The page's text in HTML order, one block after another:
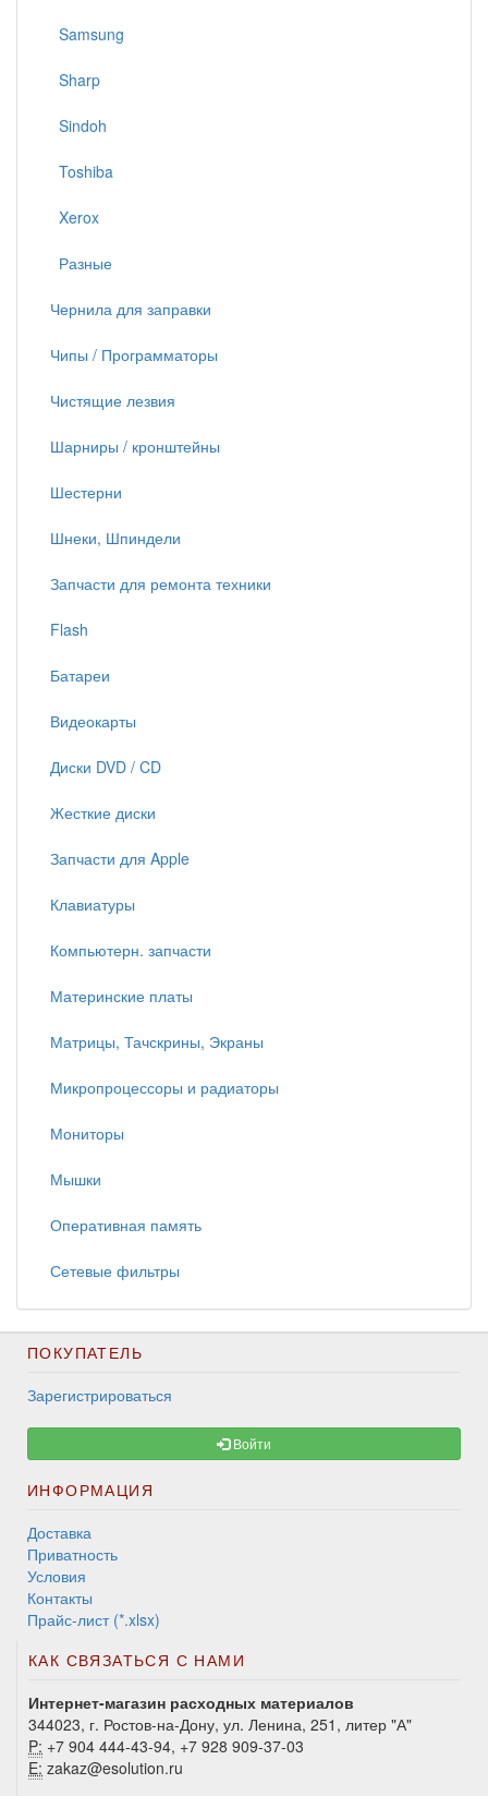
Samsung
Sharp
Sindoh
Toshiba
Xerox
Разные
Чернила для заправки
Чипы / Программаторы
Чистящие лезвия
Шарниры / кронштейны
Шестерни
Шнеки, Шпиндели
Запчасти для ремонта техники
Flash
Батареи
Видеокарты
Диски DVD / CD
Жесткие диски
Запчасти для Apple
Клавиатуры
Компьютерн. запчасти
Материнские платы
Матрицы, Тачскрины, Экраны
Микропроцессоры и радиаторы
Мониторы
Мышки
Оперативная память
Сетевые фильтры
ПОКУПАТЕЛЬ
Зарегистрироваться
Войти
ИНФОРМАЦИЯ
Доставка
Приватность
Условия
Контакты
Прайс-лист (*.xlsx)
КАК СВЯЗАТЬСЯ С НАМИ
Интернет-магазин расходных материалов
344023, г. Ростов-на-Дону, ул. Ленина, 251, литер "А"
P: +7 904 444-43-94, +7 928 909-37-03
E: zakaz@esolution.ru